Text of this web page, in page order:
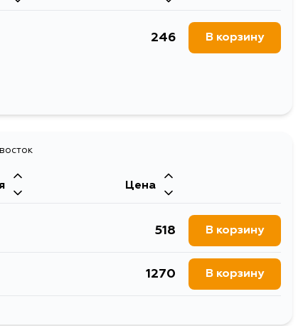
246 В корзину
Цена
518 В корзину
1270 В корзину